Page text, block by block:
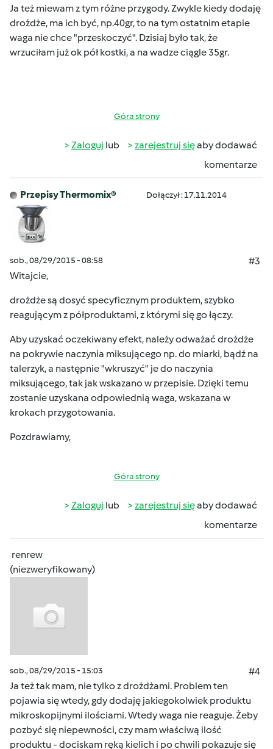
Ja też miewam z tym różne przygody. Zwykle kiedy dodaję
drożdże, ma ich być, np.40gr, to na tym ostatnim etapie
waga nie chce "przeskoczyć". Dzisiaj było tak, że
wrzuciłam już ok pół kostki, a na wadze ciągle 35gr.
Góra strony
Zaloguj lub zarejestruj sięaby dodawać
komentarze
Przepisy Thermomix® Dołączył : 17.11.2014
sob., 08/29/2015 - 08:58
#3
Witajcie,
drożdże są dosyć specyficznym produktem, szybko
reagującym z półproduktami, z którymi się go łączy.
Aby uzyskać oczekiwany efekt, należy odważać drożdże
na pokrywie naczynia miksującego np. do miarki, bądź na
talerzyk, a następnie "wkruszyć" je do naczynia
miksującego, tak jak wskazano w przepisie. Dzięki temu
zostanie uzyskana odpowiednią waga, wskazana w
krokach przygotowania.
Pozdrawiamy,
Góra strony
Zaloguj lub zarejestruj sięaby dodawać
komentarze
renrew
(niezweryfikowany)
sob., 08/29/2015 - 15:03
#4
Ja też tak mam, nie tylko z drożdżami. Problem ten
pojawia się wtedy, gdy dodaję jakiegokolwiek produktu
mikroskopijnymi ilościami. Wtedy waga nie reaguje. Żeby
pozbyć się niepewności, czy mam właściwą ilość
produktu - dociskam ręką kielich i po chwili pokazuje się